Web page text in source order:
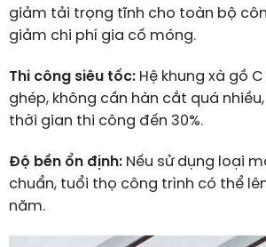
giảm tải trọng tĩnh cho toàn bộ
giảm chi phí gia cố móng.
Thi công siêu tốc:Hệ khung xà gồ
ghép, không cần hàn cắt quá
thời gian thi công đến 30%.
Độ bền ổn định:Nếu sử dụng loại
chuẩn, tuổi thọ công trình có thể
năm.